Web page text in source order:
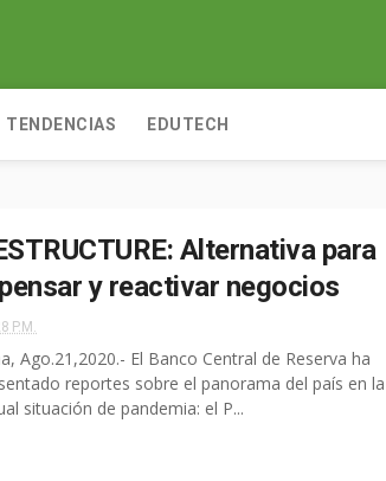
TENDENCIAS EDUTECH
Alternativa para
y reactivar negocios
P.M.
Ago.21,2020.- El Banco Central de Reserva ha
reportes sobre el panorama del país en la
situación de pandemia: el P...